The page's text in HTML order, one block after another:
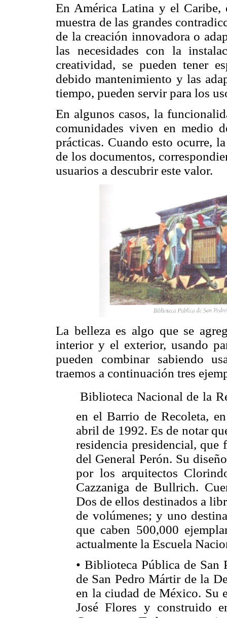
En América Latina y el Caribe,
muestra de las grandes
de la creación innovadora o
las necesidades con la
creatividad, se pueden tener
debido mantenimiento y las
tiempo, pueden servir para los
En algunos casos, la
comunidades viven en medio
prácticas. Cuando esto ocurre,
de los documentos,
usuarios a descubrir este valor.
La belleza es algo que se
interior y el exterior, usando
pueden combinar sabiendo
traemos a continuación tres
 Biblioteca Nacional de la
en el Barrio de Recoleta, en
abril de 1992. Es de notar
residencia presidencial,
del General Perón. Su
por los arquitectos
Cazzaniga de Bullrich.
Dos de ellos destinados a
de volúmenes; y uno
que caben 500,000
actualmente la Escuela
• Biblioteca Pública de San
de San Pedro Mártir de la
en la ciudad de México. Su
José Flores y construido